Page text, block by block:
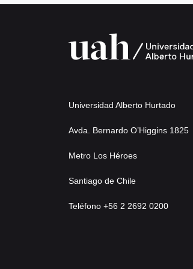
Universidad Alberto Hurtado
Avda. Bernardo O’Higgins 1825
Metro Los Héroes
Santiago de Chile
Teléfono +56 2 2692 0200